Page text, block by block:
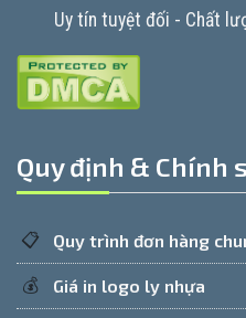
Uy tín tuyệt đối - Chất
Quy định & Chính
📋 Quy trình đơn hàng
💰 Giá in logo ly nhựa